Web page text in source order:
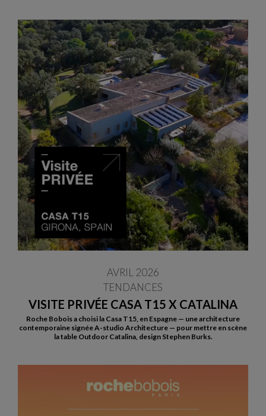
VISITE PRIVÉE CASA T15 X CATALINA
AVRIL 2026
TENDANCES
Roche Bobois a choisi la Casa T15, en Espagne — une architecture
contemporaine signée A-studio Architecture — pour mettre en scène
la table Outdoor Catalina, design Stephen Burks.